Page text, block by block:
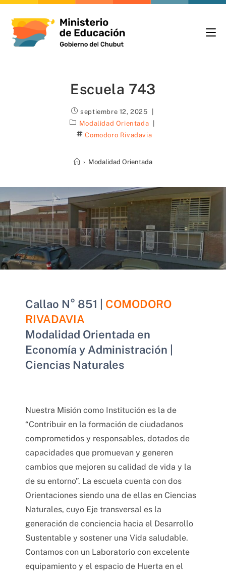
Escuela 743
septiembre 12, 2025
Modalidad Orientada
Comodoro Rivadavia
› Modalidad Orientada
Callao N° 851 |
COMODORO
RIVADAVIA
Modalidad Orientada en
Economía y Administración |
Ciencias Naturales
Nuestra Misión como Institución es la de
“Contribuir en la formación de ciudadanos
comprometidos y responsables, dotados de
capacidades que promuevan y generen
cambios que mejoren su calidad de vida y la
de su entorno”. La escuela cuenta con dos
Orientaciones siendo una de ellas en Ciencias
Naturales, cuyo Eje transversal es la
generación de conciencia hacia el Desarrollo
Sustentable y sostener una Vida saludable.
Contamos con un Laboratorio con excelente
equipamiento y el espacio de Huerta en el